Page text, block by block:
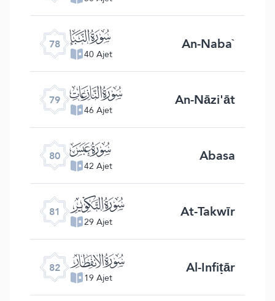
78 ﯻ
40 Ajet An-Naba`
79 ﯼ
46 Ajet An-Nāzi'āt
80 ﯽ
42 Ajet Abasa
81 ﯾ
29 Ajet At-Takwīr
82 ﯿ
19 Ajet Al-Infiṭār